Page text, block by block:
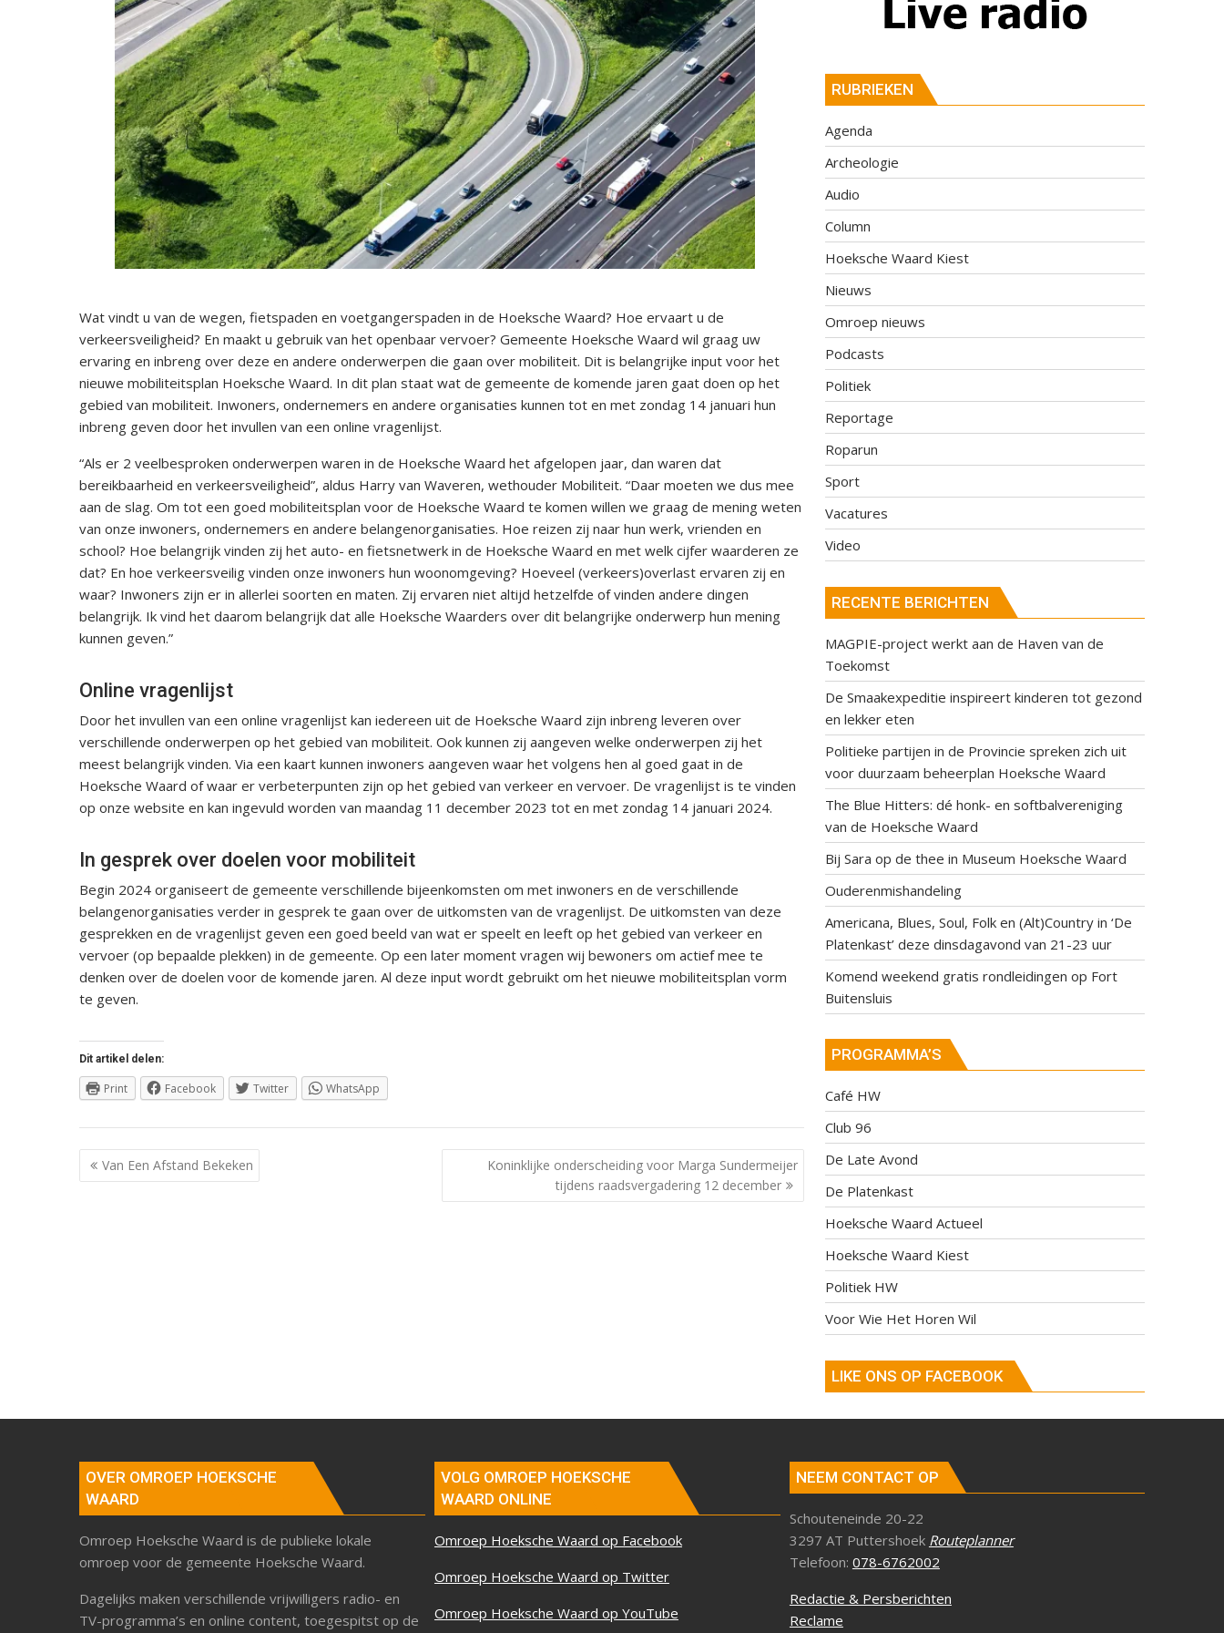
Wat vindt u van de wegen, fietspaden en voetgangerspaden in de Hoeksche Waard? Hoe ervaart u de
verkeersveiligheid? En maakt u gebruik van het openbaar vervoer? Gemeente Hoeksche Waard wil graag uw
ervaring en inbreng over deze en andere onderwerpen die gaan over mobiliteit. Dit is belangrijke input voor het
nieuwe mobiliteitsplan Hoeksche Waard. In dit plan staat wat de gemeente de komende jaren gaat doen op het
gebied van mobiliteit. Inwoners, ondernemers en andere organisaties kunnen tot en met zondag 14 januari hun
inbreng geven door het invullen van een online vragenlijst.
“Als er 2 veelbesproken onderwerpen waren in de Hoeksche Waard het afgelopen jaar, dan waren dat
bereikbaarheid en verkeersveiligheid”, aldus Harry van Waveren, wethouder Mobiliteit. “Daar moeten we dus mee
aan de slag. Om tot een goed mobiliteitsplan voor de Hoeksche Waard te komen willen we graag de mening weten
van onze inwoners, ondernemers en andere belangenorganisaties. Hoe reizen zij naar hun werk, vrienden en
school? Hoe belangrijk vinden zij het auto- en fietsnetwerk in de Hoeksche Waard en met welk cijfer waarderen ze
dat? En hoe verkeersveilig vinden onze inwoners hun woonomgeving? Hoeveel (verkeers)overlast ervaren zij en
waar? Inwoners zijn er in allerlei soorten en maten. Zij ervaren niet altijd hetzelfde of vinden andere dingen
belangrijk. Ik vind het daarom belangrijk dat alle Hoeksche Waarders over dit belangrijke onderwerp hun mening
kunnen geven.”
Online vragenlijst
Door het invullen van een online vragenlijst kan iedereen uit de Hoeksche Waard zijn inbreng leveren over
verschillende onderwerpen op het gebied van mobiliteit. Ook kunnen zij aangeven welke onderwerpen zij het
meest belangrijk vinden. Via een kaart kunnen inwoners aangeven waar het volgens hen al goed gaat in de
Hoeksche Waard of waar er verbeterpunten zijn op het gebied van verkeer en vervoer. De vragenlijst is te vinden
op onze website en kan ingevuld worden van maandag 11 december 2023 tot en met zondag 14 januari 2024.
In gesprek over doelen voor mobiliteit
Begin 2024 organiseert de gemeente verschillende bijeenkomsten om met inwoners en de verschillende
belangenorganisaties verder in gesprek te gaan over de uitkomsten van de vragenlijst. De uitkomsten van deze
gesprekken en de vragenlijst geven een goed beeld van wat er speelt en leeft op het gebied van verkeer en
vervoer (op bepaalde plekken) in de gemeente. Op een later moment vragen wij bewoners om actief mee te
denken over de doelen voor de komende jaren. Al deze input wordt gebruikt om het nieuwe mobiliteitsplan vorm
te geven.
Dit artikel delen:
Print Facebook Twitter WhatsApp
Berichtnavigatie
Van Een Afstand Bekeken
Koninklijke onderscheiding voor Marga Sundermeijer
tijdens raadsvergadering 12 december
RUBRIEKEN
Agenda
Archeologie
Audio
Column
Hoeksche Waard Kiest
Nieuws
Omroep nieuws
Podcasts
Politiek
Reportage
Roparun
Sport
Vacatures
Video
RECENTE BERICHTEN
MAGPIE-project werkt aan de Haven van de
Toekomst
De Smaakexpeditie inspireert kinderen tot gezond
en lekker eten
Politieke partijen in de Provincie spreken zich uit
voor duurzaam beheerplan Hoeksche Waard
The Blue Hitters: dé honk- en softbalvereniging
van de Hoeksche Waard
Bij Sara op de thee in Museum Hoeksche Waard
Ouderenmishandeling
Americana, Blues, Soul, Folk en (Alt)Country in ‘De
Platenkast’ deze dinsdagavond van 21-23 uur
Komend weekend gratis rondleidingen op Fort
Buitensluis
PROGRAMMA’S
Café HW
Club 96
De Late Avond
De Platenkast
Hoeksche Waard Actueel
Hoeksche Waard Kiest
Politiek HW
Voor Wie Het Horen Wil
LIKE ONS OP FACEBOOK
OVER OMROEP HOEKSCHE
WAARD
Omroep Hoeksche Waard is de publieke lokale
omroep voor de gemeente Hoeksche Waard.
Dagelijks maken verschillende vrijwilligers radio- en
TV-programma’s en online content, toegespitst op de
VOLG OMROEP HOEKSCHE
WAARD ONLINE
Omroep Hoeksche Waard op Facebook
Omroep Hoeksche Waard op Twitter
Omroep Hoeksche Waard op YouTube
NEEM CONTACT OP
Schouteneinde 20-22
3297 AT Puttershoek Routeplanner
Telefoon: 078-6762002
Redactie & Persberichten
Reclame